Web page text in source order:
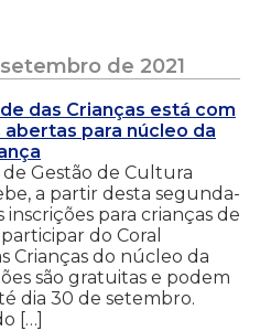
de 2021
das Crianças está com
para núcleo da
Gestão de Cultura
a partir desta segunda-
inscrições para crianças de
do Coral
Crianças do núcleo da
são gratuitas e podem
dia 30 de setembro.
[…]